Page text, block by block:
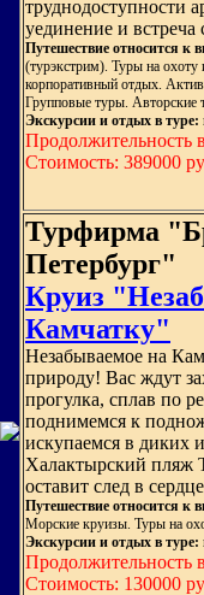
труднодоступности
уединение и
Путешествие относится к
(турэкстрим). Туры на
корпоративный отдых.
Групповые туры. Авторские
Экскурсии и отдых в туре:
Продолжительность
Стоимость: 389000
Турфирма
Петербург"
Круиз
Камчатку"
Незабываемое на
природу! Вас ждут
прогулка, сплав по
поднимемся к
искупаемся в диких
Халактырский пляж
оставит след в
Путешествие относится к
Морские круизы. Туры на
Экскурсии и отдых в туре:
Продолжительность
Стоимость: 130000